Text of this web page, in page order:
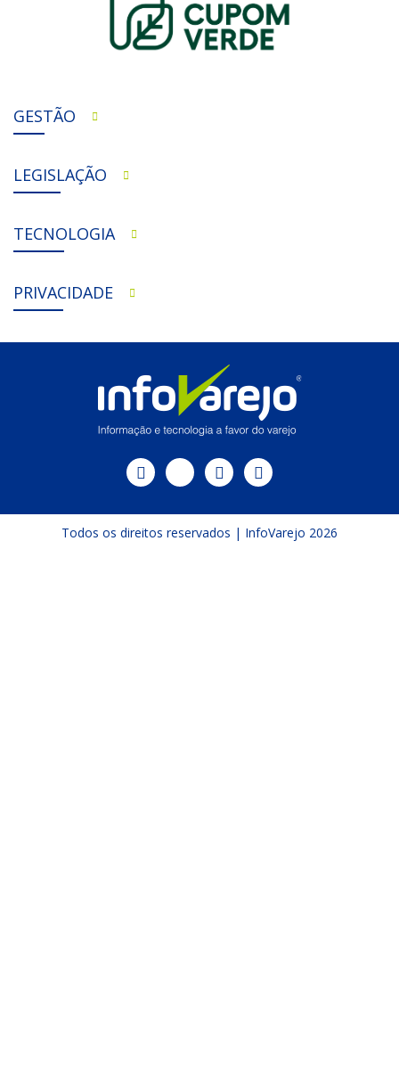
GESTÃO
LEGISLAÇÃO
TECNOLOGIA
PRIVACIDADE
Todos os direitos reservados | InfoVarejo 2026